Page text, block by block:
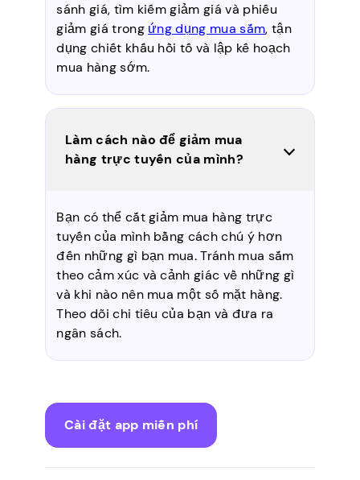
sánh giá, tìm kiếm giảm giá và phiếu
giảm giá trong ứng dụng mua sắm, tận
dụng chiết khấu hồi tố và lập kế hoạch
mua hàng sớm.
Làm cách nào để giảm mua
hàng trực tuyến của mình?
Bạn có thể cắt giảm mua hàng trực
tuyến của mình bằng cách chú ý hơn
đến những gì bạn mua. Tránh mua sắm
theo cảm xúc và cảnh giác về những gì
và khi nào nên mua một số mặt hàng.
Theo dõi chi tiêu của bạn và đưa ra
ngân sách.
Cài đặt app miễn phí